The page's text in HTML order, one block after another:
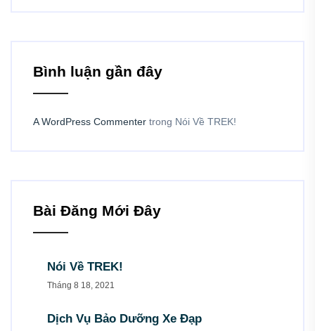
Bình luận gần đây
A WordPress Commenter trong Nói Về TREK!
Bài Đăng Mới Đây
Nói Về TREK!
Tháng 8 18, 2021
Dịch Vụ Bảo Dưỡng Xe Đạp